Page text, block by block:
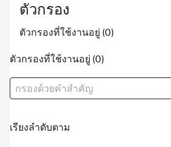
ตัวกรอง
ตัวกรองที่ใช้งานอยู่
ตัวกรองที่ใช้งานอยู่
เรียงลำดับตาม